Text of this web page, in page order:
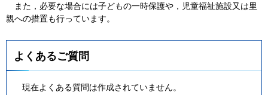
ま た，必要な場合には子どもの一時保護や，児童福祉施設又は里
親への措置も行っています。
よくあるご質問
現在よくある質問は作成されていません。